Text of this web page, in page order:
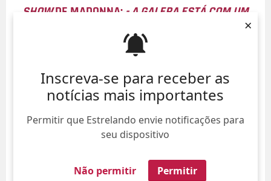
Inscreva-se para receber as
notícias mais importantes
Permitir que Estrelando envie notificações para
seu dispositivo
Não permitir Permitir
×
SHOWDE MADONNA: - A GALERA ESTÁ COM UM